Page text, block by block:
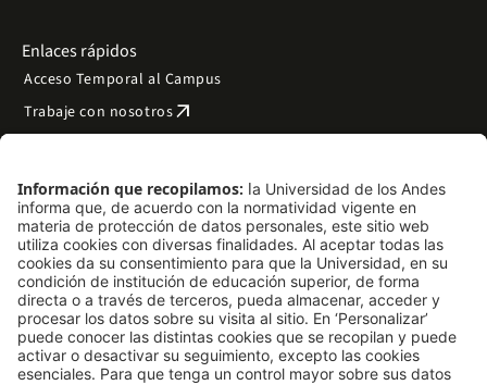
Enlaces rápidos
Acceso Temporal al Campus
Trabaje con nosotrosarrow_outward
Preguntas frecuentes
Filantropía y donacionesarrow_outward
Mapa del sitio arrow_outward
Síguenos
LinkedIn